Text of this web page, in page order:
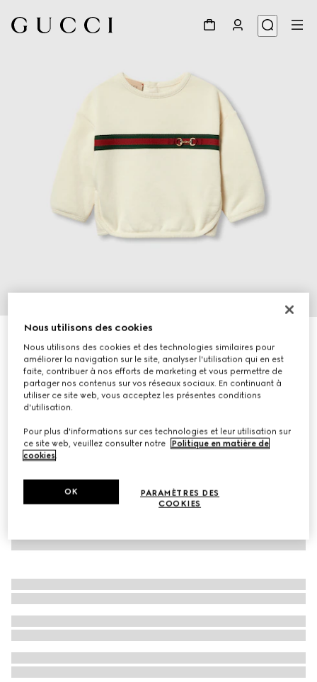
CHF 260
Déclinaisonsblanc
Nous utilisons des cookies
Nous utilisons des cookies et des technologies similaires pour
améliorer la navigation sur le site, analyser l'utilisation qui en est
faite, contribuer à nos efforts de marketing et vous permettre de
partager nos contenus sur vos réseaux sociaux. En continuant à
utiliser ce site web, vous acceptez les présentes conditions
d'utilisation.
Pour plus d'informations sur ces technologies et leur utilisation sur
ce site web, veuillez consulter notre
Politique en matière de
cookies.
PARAMÈTRES DES
COOKIES
OK